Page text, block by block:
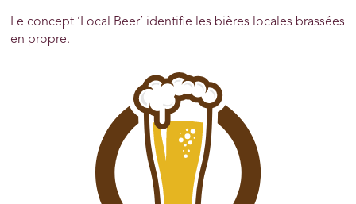
Le concept ‘Local Beer’ identifie les bières locales brassées
en propre.